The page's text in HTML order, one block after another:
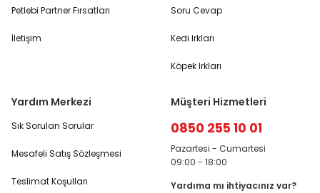
Petlebi Partner Fırsatları
İletişim
Soru Cevap
Kedi Irkları
Köpek Irkları
Yardım Merkezi
Sık Sorulan Sorular
Mesafeli Satış Sözleşmesi
Teslimat Koşulları
Müşteri Hizmetleri
0850 255 10 01
Pazartesi - Cumartesi
09:00 - 18:00
Yardıma mı ihtiyacınız var?